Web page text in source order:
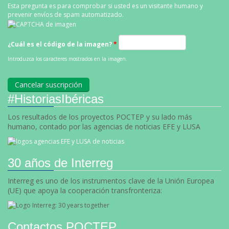
Esta pregunta es para comprobar si usted es un visitante humano y
prevenir envíos de spam automatizado.
¿Cuál es el código de la imagen?*
Introduzca los caracteres mostrados en la imagen.
#HistoriasIbéricas
Los resultados de los proyectos POCTEP y su lado más
humano, contado por las agencias de noticias EFE y LUSA
30 años de Interreg
Interreg es uno de los instrumentos clave de la Unión Europea
(UE) que apoya la cooperación transfronteriza: